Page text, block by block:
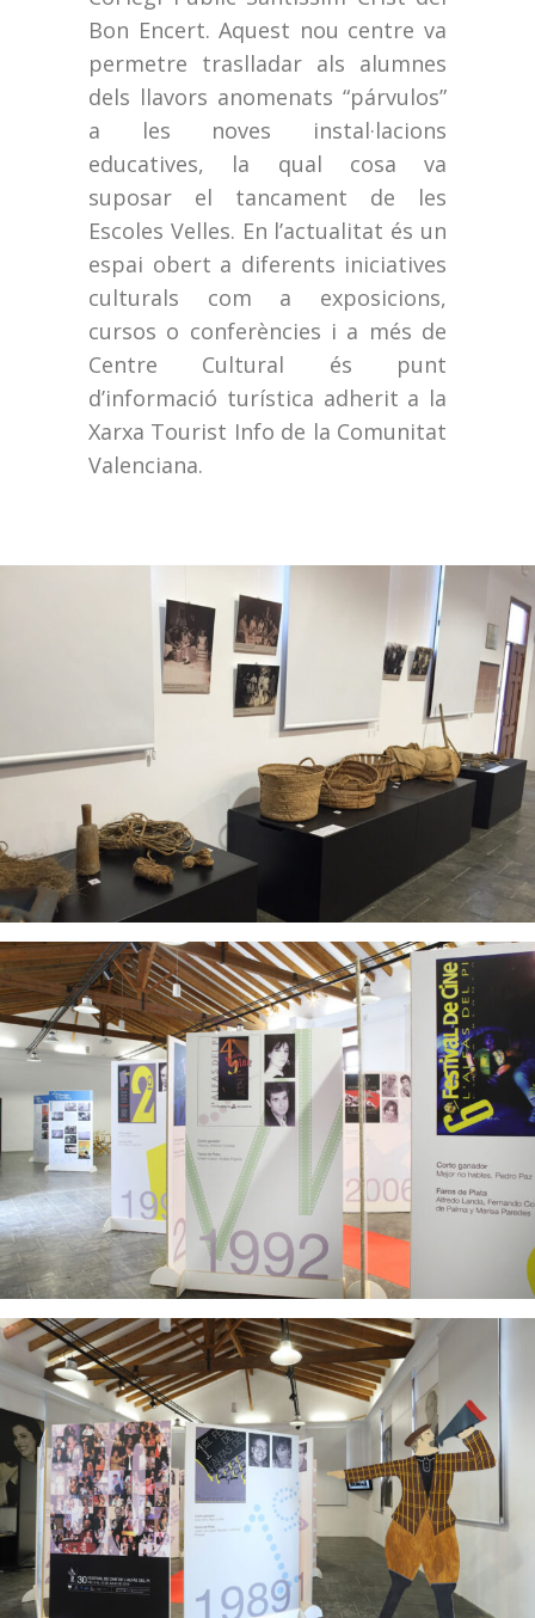
Bon Encert. Aquest nou centre va
permetre traslladar als alumnes
dels llavors anomenats “párvulos”
a les noves instal·lacions
educatives, la qual cosa va
suposar el tancament de les
Escoles Velles. En l’actualitat és un
espai obert a diferents iniciatives
culturals com a exposicions,
cursos o conferències i a més de
Centre Cultural és punt
d’informació turística adherit a la
Xarxa Tourist Info de la Comunitat
Valenciana.